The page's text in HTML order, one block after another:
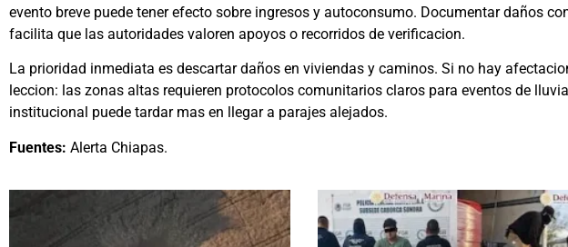
evento breve puede tener efecto sobre ingresos y autoconsumo. Documentar daños
facilita que las autoridades valoren apoyos o recorridos de verificacion.
La prioridad inmediata es descartar daños en viviendas y caminos. Si no hay
leccion: las zonas altas requieren protocolos comunitarios claros para eventos de
institucional puede tardar mas en llegar a parajes alejados.
Fuentes: Alerta Chiapas.